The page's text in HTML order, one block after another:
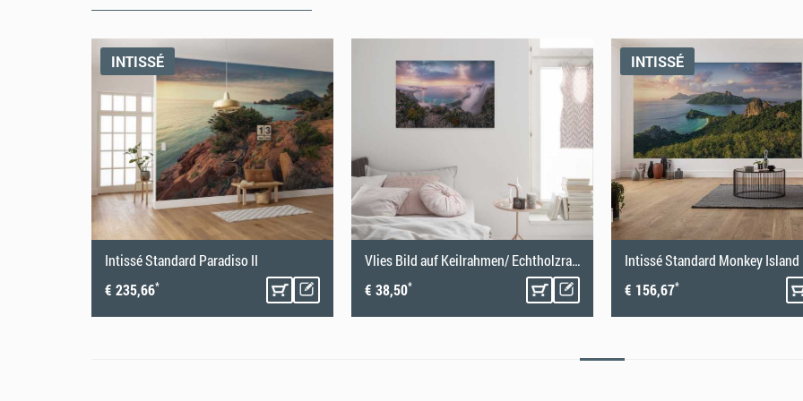
Papiertapeten
Papiertapeten erfordern beim Anbringen ein wenig Geschick. Unsere Step-by-Step Anleitung zum
richtigen Tapezieren hilft Dir dabei, die Papiertapete perfekt an die Wand anzubringen und ein optimales
Ergebnis zu erhalten.
INTISSÉ
Intissé Standard Paradiso II
€ 235,66*
Vlies Bild auf Keilrahmen/ Echtholzrahmen Coastal Paradise
€ 38,50*
INTISSÉ
Intissé Standard Monkey Island
€ 156,67*